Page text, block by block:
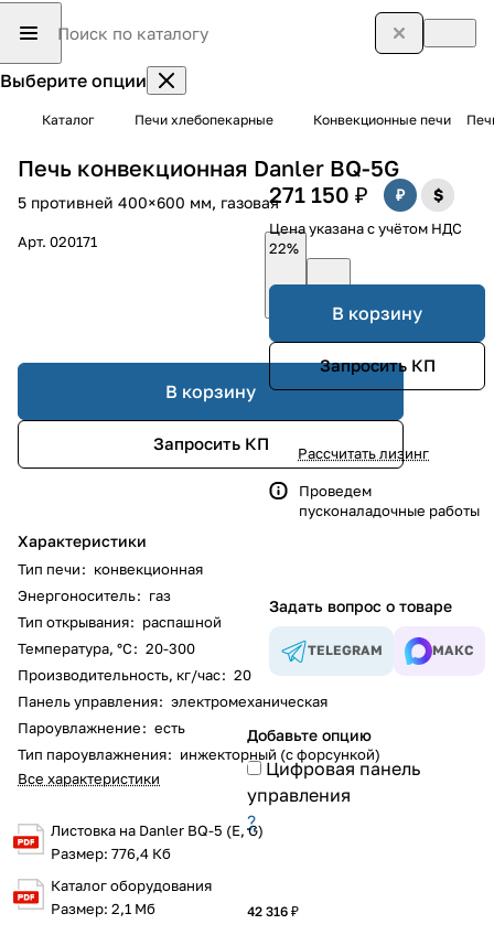
Выберите опции
Каталог Печи хлебопекарные Конвекционные печи
Печь конвекционная Danler BQ-5G
5 противней 400×600 мм, газовая
Арт. 020171
В корзину
Запросить КП
Характеристики
Тип печи: конвекционная
Энергоноситель: газ
Тип открывания: распашной
Температура, °С: 20-300
Производительность, кг/час: 20
Панель управления: электромеханическая
Пароувлажнение: есть
Тип пароувлажнения: инжекторный (с форсункой)
Все характеристики
Листовка на Danler BQ-5 (E, G)
Размер: 776,4 Кб
Каталог оборудования
Размер: 2,1 Мб
271 150 ₽
Цена указана с учётом НДС
22%
В корзину
Запросить КП
Рассчитать лизинг
Проведем
пусконаладочные работы
Задать вопрос о товаре
TELEGRAM МАКС
Добавьте опцию
Цифровая панель
управления
?
42 316 ₽